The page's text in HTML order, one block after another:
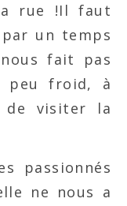
rue !Il faut
un temps
fait pas
peu froid, à
de visiter la
passionnés
ne nous a